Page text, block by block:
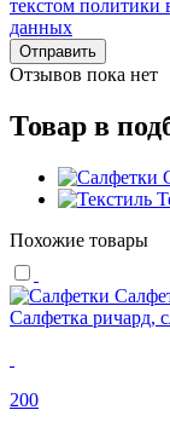
текстом политики
данных
Отправить
Отзывов пока нет
Товар в
Похожие товары
Салфетка ричард,
200